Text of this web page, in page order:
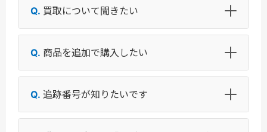
買取について聞きたい
商品を追加で購入したい
追跡番号が知りたいです